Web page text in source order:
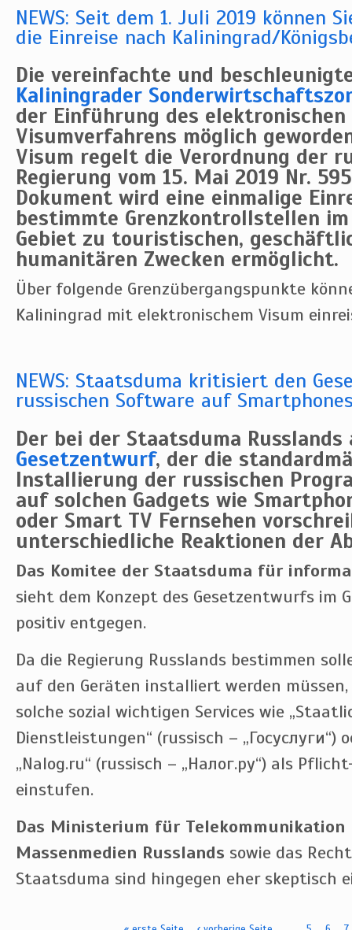
NEWS: Seit dem 1. Juli 2019 können
die Einreise nach Kaliningrad/
Die vereinfachte und
Kaliningrader
der Einführung des elektronischen
Visumverfahrens möglich
Visum regelt die Verordnung der
Regierung vom 15. Mai 2019 Nr.
Dokument wird eine einmalige
bestimmte Grenzkontrollstellen
Gebiet zu touristischen,
humanitären Zwecken ermöglicht.
Über folgende Grenzübergangspunkte
Kaliningrad mit elektronischem Visum
NEWS: Staatsduma kritisiert den
russischen Software auf
Der bei der Staatsduma Russlands
Gesetzentwurf, der die
Installierung der russischen
auf solchen Gadgets wie
oder Smart TV Fernsehen
unterschiedliche Reaktionen der
Das Komitee der Staatsduma für
sieht dem Konzept des Gesetzentwurfs im
positiv entgegen.
Da die Regierung Russlands bestimmen
auf den Geräten installiert werden
solche sozial wichtigen Services wie
Dienstleistungen“ (russisch – „Госуслуги“)
„Nalog.ru“ (russisch – „Налог.ру“) als
einstufen.
Das Ministerium für Telekommunikation
Massenmedien Russlands sowie das
Staatsduma sind hingegen eher skeptisch